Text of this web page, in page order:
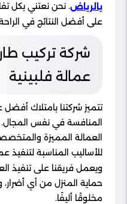
يالرياض. نحن نعتني بكل
على أفضل النتائج في
شركة تركيب
عمالة فلبينية
تتميز شركتنا بامتلاك أفضل
المنافسة في نفس
العمالة المميزة
للأساليب المناسبة لتنفيذ
ويعمل فريقنا على تنفيذ
حماية المنزل من أي أضرار،
مخلوقًا أليفًا.